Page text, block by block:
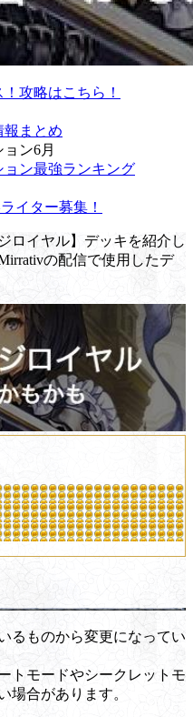
攻略はこちら！
報まとめ
ン6月
ン最強ランキング
イター募集！
ロイヤル】デッキを紹介し
の配信で使用したデ
るものから変更になってい
トモードやシークレットモ
場合があります。